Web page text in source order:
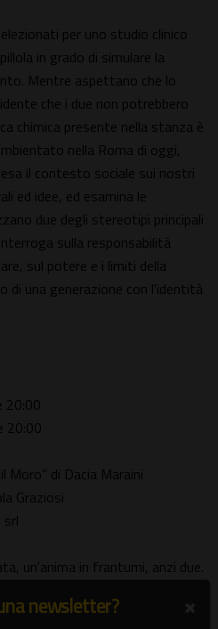
per uno studio clinico
in grado di simulare la
Mentre aspettano che lo
che i due non potrebbero
chimica presente nella stanza è
nella Roma di oggi,
il contesto sociale sui nostri
ed idee, ed esamina le
due degli stereotipi principali
sulla responsabilità
sul potere e i limiti della
di una generazione con l'identità
20:00
20:00
di Dacia Maraini
Graziosi
un'anima in frantumi, anzi due.
newsletter?